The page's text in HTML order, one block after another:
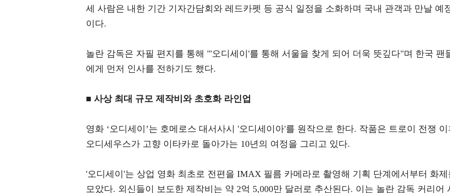
세 사람은 내한 기간 기자간담회와 레드카펫 등 공식 일정을 소화하며 국내 관객과 만날 예
이다.
놀란 감독은 자필 편지를 통해 "'오디세이'를 통해 서울을 찾게 되어 더욱 뜻깊다"며 한국 팬
에게 먼저 인사를 전하기도 했다.
■ 사상 최대 규모 제작비와 초호화 라인업
영화 ‘오디세이’는 호메로스 대서사시 '오디세이아'를 원작으로 한다. 작품은 트로이 전쟁 이
오디세우스가 고향 이타카로 돌아가는 10년의 여정을 그리고 있다.
'오디세이'는 상업 영화 최초로 전편을 IMAX 필름 카메라로 촬영해 기획 단계에서부터 화제
모았다. 외신들이 보도한 제작비는 약 2억 5,000만 달러로 추산된다. 이는 놀란 감독 커리어